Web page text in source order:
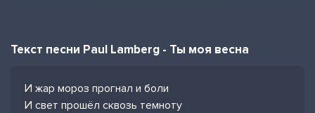
Текст песни Paul Lamberg - Ты моя весна
И жар мороз прогнал и боли
И свет прошёл сквозь темноту